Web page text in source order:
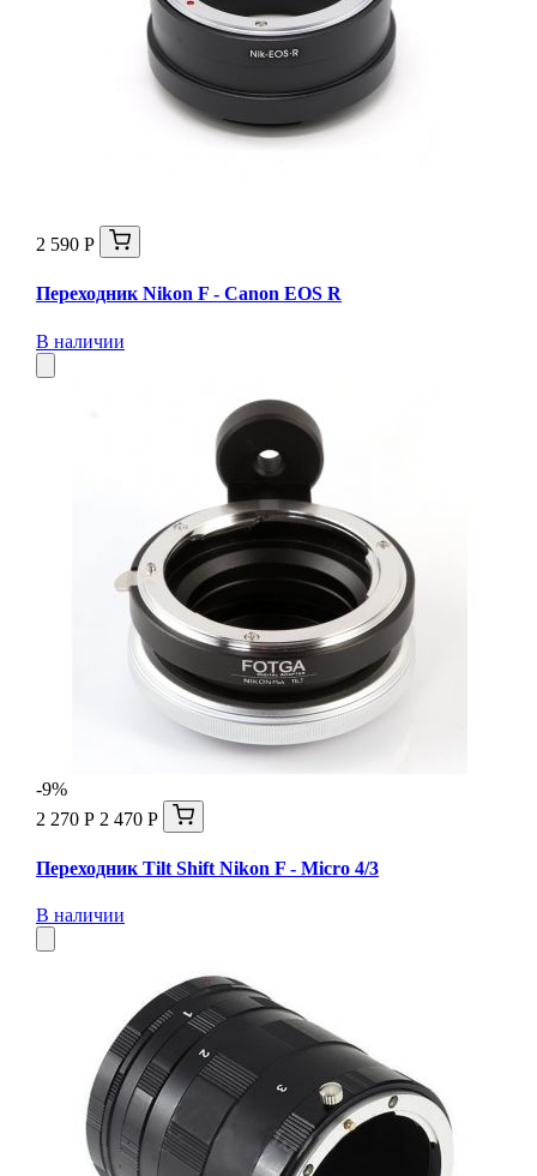
2 590 Р
Переходник Nikon F - Canon EOS R
В наличии
-9%
2 270 Р 2 470 Р
Переходник Tilt Shift Nikon F - Micro 4/3
В наличии